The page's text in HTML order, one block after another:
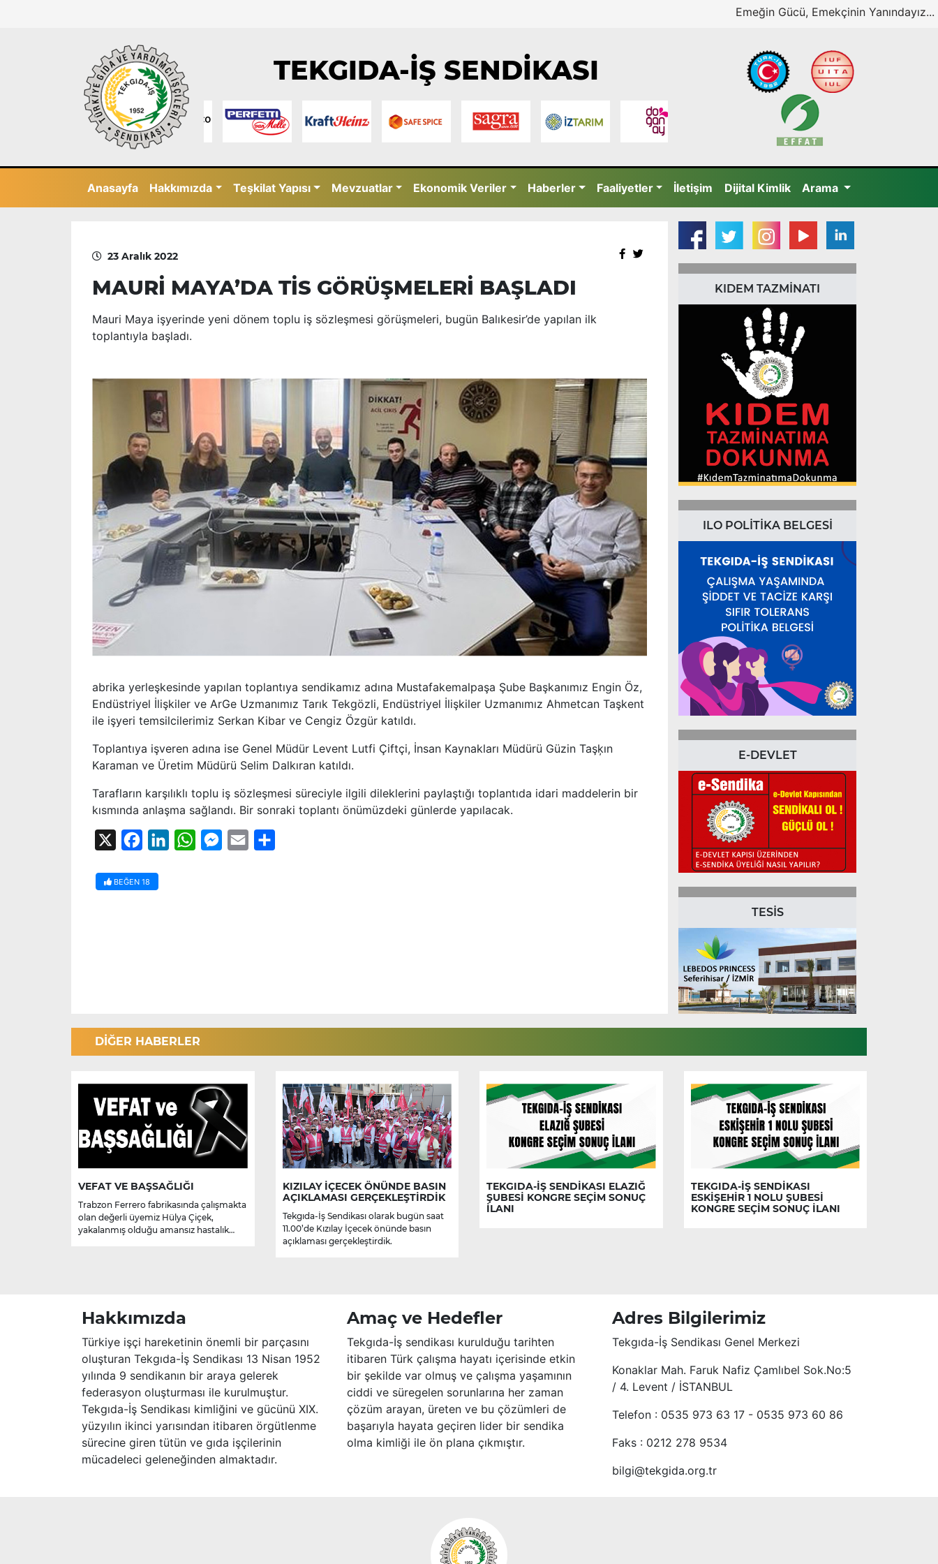
Emeğin Gücü, Emekçinin Yanındayız...
TEKGIDA-İŞ SENDİKASI
Anasayfa Hakkımızda Teşkilat Yapısı Mevzuatlar Ekonomik Veriler Haberler Faaliyetler İletişim Dijital Kimlik Arama
23 Aralık 2022
MAURİ MAYA’DA TİS GÖRÜŞMELERİ BAŞLADI
Mauri Maya işyerinde yeni dönem toplu iş sözleşmesi görüşmeleri, bugün Balıkesir’de yapılan ilk
toplantıyla başladı.
abrika yerleşkesinde yapılan toplantıya sendikamız adına Mustafakemalpaşa Şube Başkanımız Engin Öz,
Endüstriyel İlişkiler ve ArGe Uzmanımız Tarık Tekgözli, Endüstriyel İlişkiler Uzmanımız Ahmetcan Taşkent
ile işyeri temsilcilerimiz Serkan Kibar ve Cengiz Özgür katıldı.
Toplantıya işveren adına ise Genel Müdür Levent Lutfi Çiftçi, İnsan Kaynakları Müdürü Güzin Taşķın
Karaman ve Üretim Müdürü Selim Dalkıran katıldı.
Tarafların karşılıklı toplu iş sözleşmesi süreciyle ilgili dileklerini paylaştığı toplantıda idari maddelerin bir
kısmında anlaşma sağlandı. Bir sonraki toplantı önümüzdeki günlerde yapılacak.
FacebookLinkedInWhatsAppMessenger
Email
BEĞEN 18
KIDEM TAZMİNATI
ILO POLİTİKA BELGESİ
E-DEVLET
TESİS
DİĞER HABERLER
VEFAT VE BAŞSAĞLIĞI
Trabzon Ferrero fabrikasında çalışmakta
olan değerli üyemiz Hülya Çiçek,
yakalanmış olduğu amansız hastalık
KIZILAY İÇECEK ÖNÜNDE BASIN
AÇIKLAMASI GERÇEKLEŞTİRDİK
Tekgıda-İş Sendikası olarak bugün saat
11.00’de Kızılay İçecek önünde basın
açıklaması gerçekleştirdik.
TEKGIDA-İŞ SENDİKASI ELAZIĞ
ŞUBESİ KONGRE SEÇİM SONUÇ
İLANI
TEKGIDA-İŞ SENDİKASI
ESKİŞEHİR 1 NOLU ŞUBESİ
KONGRE SEÇİM SONUÇ İLANI
Hakkımızda
Türkiye işçi hareketinin önemli bir parçasını
oluşturan Tekgıda-İş Sendikası 13 Nisan 1952
yılında 9 sendikanın bir araya gelerek
federasyon oluşturması ile kurulmuştur.
Tekgıda-İş Sendikası kimliğini ve gücünü XIX.
yüzyılın ikinci yarısından itibaren örgütlenme
sürecine giren tütün ve gıda işçilerinin
mücadeleci geleneğinden almaktadır.
Amaç ve Hedefler
Tekgıda-İş sendikası kurulduğu tarihten
itibaren Türk çalışma hayatı içerisinde etkin
bir şekilde var olmuş ve çalışma yaşamının
ciddi ve süregelen sorunlarına her zaman
çözüm arayan, üreten ve bu çözümleri de
başarıyla hayata geçiren lider bir sendika
olma kimliği ile ön plana çıkmıştır.
Adres Bilgilerimiz
Tekgıda-İş Sendikası Genel Merkezi
Konaklar Mah. Faruk Nafiz Çamlıbel Sok.No:5
/ 4. Levent / İSTANBUL
Telefon : 0535 973 63 17 - 0535 973 60 86
Faks : 0212 278 9534
bilgi@tekgida.org.tr